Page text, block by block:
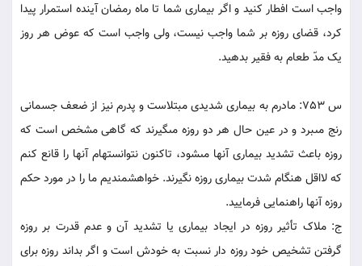
واجب است افطار کنيد و اگر بيمارى شما تا ماه رمضان آينده استمرار پيدا
کرد، قضاى روزه بر شما واجب نيست، ولى واجب است که عوض هر روز
يک مدّ طعام به فقير بدهيد.
س 753: مادرم به بيمارى شديدى مبتلاست و پدرم نيز از ضعف جسمانى
رنج مى‏برد و در عين حال هر دو روزه مى‏گيرند که گاهى مشخص است که
روزه باعث تشديد بيمارى آنها مى‏شود، تاکنون نتوانسته‏ام آنها را قانع کنم
که لااقل هنگام شدت بيمارى روزه نگيرند. خواهشمنديم ما را در مورد حکم
روزه آنها راهنمايى فرماييد.
ج: ملاک تأثير روزه در ايجاد بيمارى يا تشديد آن و عدم قدرت بر روزه
گرفتن تشخيص خود روزه دار نسبت به خودش است و اگر بداند روزه براى